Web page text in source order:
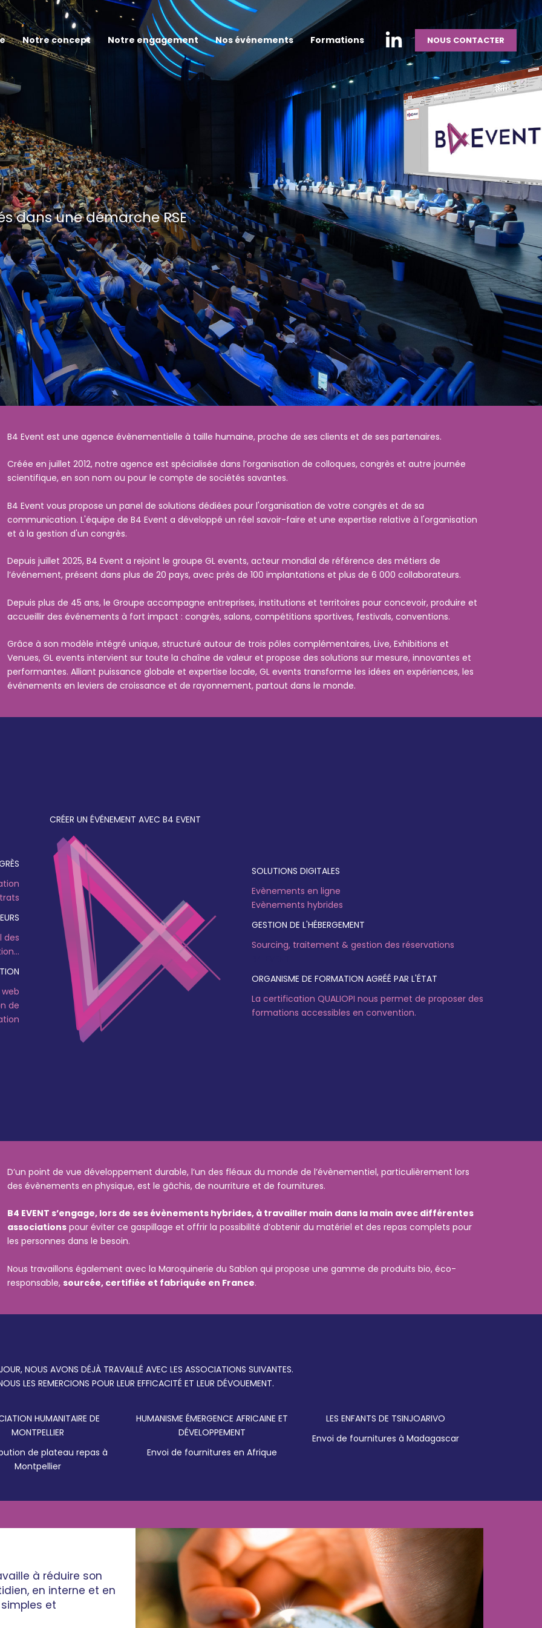
Notre concept Notre engagement Nos événements Formations NOUS CONTACTER
dans une démarche RSE
B4 Event est une agence évènementielle à taille humaine, proche de ses clients et de ses partenaires.
Créée en juillet 2012, notre agence est spécialisée dans l’organisation de colloques, congrès et autre journée
scientifique, en son nom ou pour le compte de sociétés savantes.
B4 Event vous propose un panel de solutions dédiées pour l'organisation de votre congrès et de sa
communication. L'équipe de B4 Event a développé un réel savoir-faire et une expertise relative à l'organisation
et à la gestion d'un congrès.
Depuis juillet 2025, B4 Event a rejoint le groupe GL events, acteur mondial de référence des métiers de
l’événement, présent dans plus de 20 pays, avec près de 100 implantations et plus de 6 000 collaborateurs.
Depuis plus de 45 ans, le Groupe accompagne entreprises, institutions et territoires pour concevoir, produire et
accueillir des événements à fort impact : congrès, salons, compétitions sportives, festivals, conventions.
Grâce à son modèle intégré unique, structuré autour de trois pôles complémentaires, Live, Exhibitions et
Venues, GL events intervient sur toute la chaîne de valeur et propose des solutions sur mesure, innovantes et
performantes. Alliant puissance globale et expertise locale, GL events transforme les idées en expériences, les
événements en leviers de croissance et de rayonnement, partout dans le monde.
CRÉER UN ÉVÉNEMENT AVEC B4 EVENT
des
de
SOLUTIONS DIGITALES
Evènements en ligne
Evènements hybrides
GESTION DE L'HÉBERGEMENT
Sourcing, traitement & gestion des réservations
ORGANISME DE FORMATION AGRÉÉ PAR L'ÉTAT
La certification QUALIOPI nous permet de proposer des
formations accessibles en convention.
D’un point de vue développement durable, l’un des fléaux du monde de l’évènementiel, particulièrement lors
des évènements en physique, est le gâchis, de nourriture et de fournitures.
B4 EVENT s’engage, lors de ses évènements hybrides, à travailler main dans la main avec différentes
associationspour éviter ce gaspillage et offrir la possibilité d’obtenir du matériel et des repas complets pour
les personnes dans le besoin.
Nous travaillons également avec la Maroquinerie du Sablon qui propose une gamme de produits bio, éco-
responsable, sourcée, certifiée et fabriquée en France.
NOUS AVONS DÉJÀ TRAVAILLÉ AVEC LES ASSOCIATIONS SUIVANTES.
LES REMERCIONS POUR LEUR EFFICACITÉ ET LEUR DÉVOUEMENT.
HUMANITAIRE DE
MONTPELLIER
de plateau repas à
Montpellier
HUMANISME ÉMERGENCE AFRICAINE ET
DÉVELOPPEMENT
Envoi de fournitures en Afrique
LES ENFANTS DE TSINJOARIVO
Envoi de fournitures à Madagascar
à réduire son
en interne et en
et